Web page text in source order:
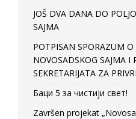
JOŠ DVA DANA DO
SAJMA
POTPISAN SPORAZUM O
NOVOSADSKOG SAJMA I
SEKRETARIJATA ZA
Баци 5 за чистији свет!
Završen projekat